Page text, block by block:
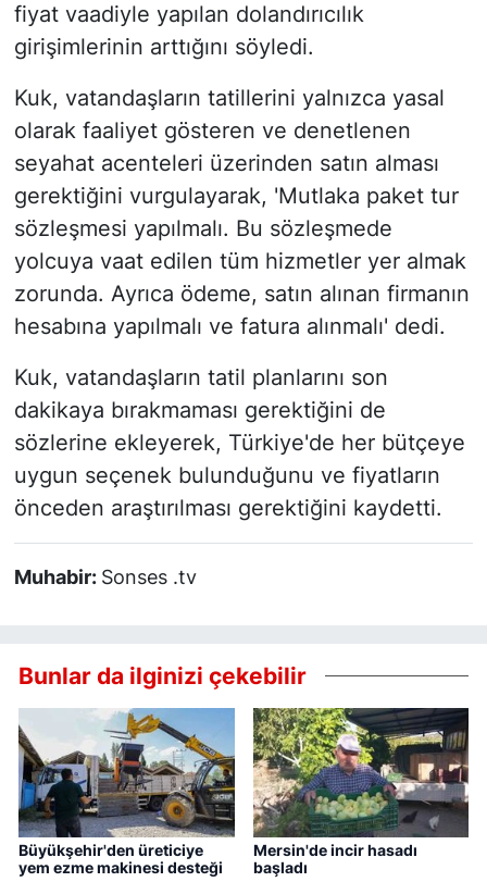
fiyat vaadiyle yapılan dolandırıcılık
girişimlerinin arttığını söyledi.
Kuk, vatandaşların tatillerini yalnızca yasal
olarak faaliyet gösteren ve denetlenen
seyahat acenteleri üzerinden satın alması
gerektiğini vurgulayarak, 'Mutlaka paket tur
sözleşmesi yapılmalı. Bu sözleşmede
yolcuya vaat edilen tüm hizmetler yer almak
zorunda. Ayrıca ödeme, satın alınan firmanın
hesabına yapılmalı ve fatura alınmalı' dedi.
Kuk, vatandaşların tatil planlarını son
dakikaya bırakmaması gerektiğini de
sözlerine ekleyerek, Türkiye'de her bütçeye
uygun seçenek bulunduğunu ve fiyatların
önceden araştırılması gerektiğini kaydetti.
Muhabir: Sonses .tv
Bunlar da ilginizi çekebilir
Büyükşehir'den üreticiye
yem ezme makinesi desteği
Mersin'de incir hasadı
başladı